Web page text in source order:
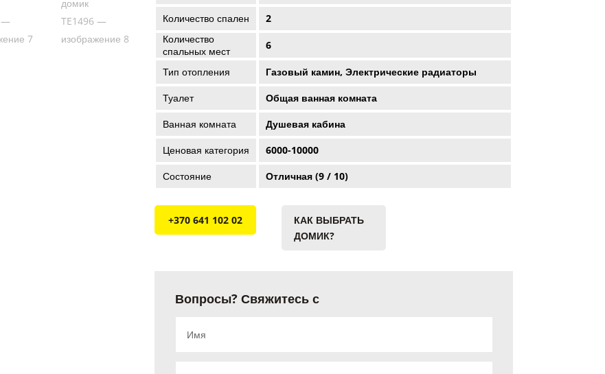
Количество спален
2
Количество
спальных мест
6
Тип отопления
Газовый камин, Электрические радиаторы
Туалет
Общая ванная комната
Ванная комната
Душевая кабина
Ценовая категория
6000-10000
Состояние
Отличная (9 / 10)
+370 641 102 02
КАК ВЫБРАТЬ
ДОМИК?
Вопросы? Свяжитесь с